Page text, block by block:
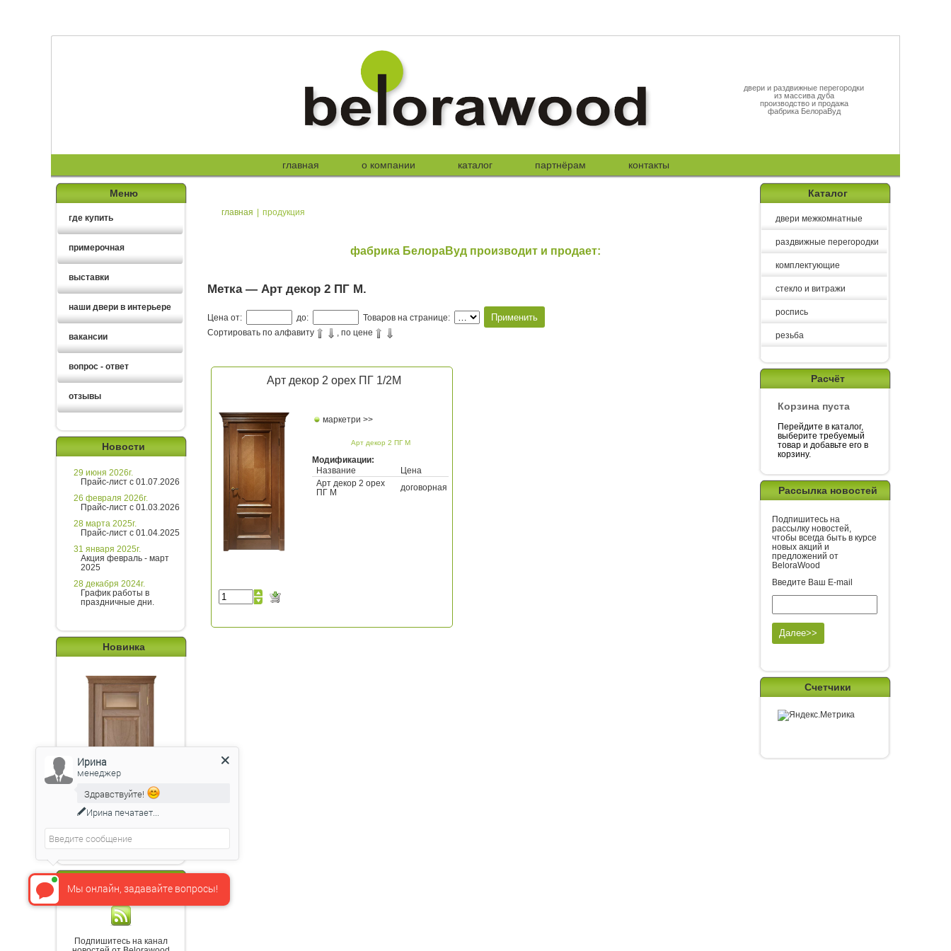
двери и раздвижные перегородки
из массива дуба
производство и продажа
фабрика БелораВуд
главная о компании каталог партнёрам контакты
Меню
где купить
примерочная
выставки
наши двери в интерьере
вакансии
вопрос - ответ
отзывы
Новости
29 июня 2026г.
Прайс-лист с 01.07.2026
26 февраля 2026г.
Прайс-лист с 01.03.2026
28 марта 2025г.
Прайс-лист с 01.04.2025
31 января 2025г.
Акция февраль - март
2025
28 декабря 2024г.
График работы в
праздничные дни.
Новинка
Эпир 3в анегри ПГО
бронза 7
Подпишитесь на канал
Каталог
двери межкомнатные
раздвижные перегородки
комплектующие
стекло и витражи
роспись
резьба
Расчёт
Корзина пуста
Перейдите в каталог,
выберите требуемый
товар и добавьте его в
корзину.
Рассылка новостей
Подпишитесь на
рассылку новостей,
чтобы всегда быть в курсе
новых акций и
предложений от
BeloraWood
Введите Ваш E-mail
Счетчики
главная | продукция
фабрика БелораВуд производит и продает:
Метка — Арт декор 2 ПГ М.
Цена от: до:
Товаров на странице:
Сортировать по алфавиту
, по цене
Арт декор 2 орех ПГ 1/2М
маркетри >>
Арт декор 2 ПГ М
Модификации:
Название
Цена
Арт декор 2 орех
ПГ М
договорная
Мы онлайн, задавайте вопросы!
Ирина
менеджер
Здравствуйте!
Ирина печатает...